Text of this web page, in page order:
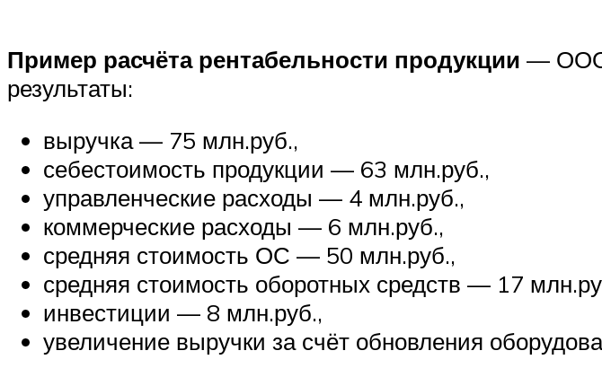
Пример расчёта рентабельности продукции — ООО
результаты:
выручка — 75 млн.руб.,
себестоимость продукции — 63 млн.руб.,
управленческие расходы — 4 млн.руб.,
коммерческие расходы — 6 млн.руб.,
средняя стоимость ОС — 50 млн.руб.,
средняя стоимость оборотных средств — 17
инвестиции — 8 млн.руб.,
увеличение выручки за счёт обновления